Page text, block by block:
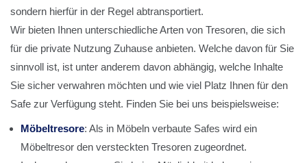
sondern hierfür in der Regel abtransportiert.
Wir bieten Ihnen unterschiedliche Arten von Tresoren, die sich
für die private Nutzung Zuhause anbieten. Welche davon für Sie
sinnvoll ist, ist unter anderem davon abhängig, welche Inhalte
Sie sicher verwahren möchten und wie viel Platz Ihnen für den
Safe zur Verfügung steht. Finden Sie bei uns beispielsweise:
Möbeltresore: Als in Möbeln verbaute Safes wird ein
Möbeltresor den versteckten Tresoren zugeordnet.